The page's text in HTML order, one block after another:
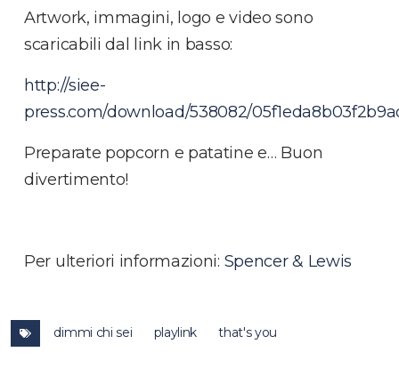
Artwork, immagini, logo e video sono
scaricabili dal link in basso:
http://siee-
press.com/download/538082/
Preparate popcorn e patatine e… Buon
divertimento!
Per ulteriori informazioni: Spencer & Lewis
dimmi chi sei playlink that's you